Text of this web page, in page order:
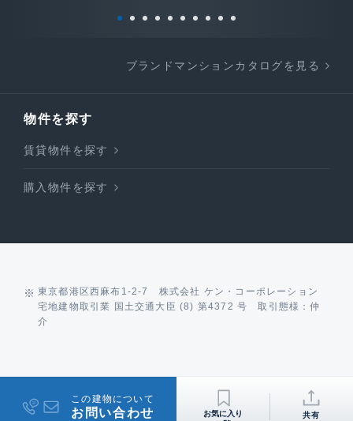
ブランドマンションカタログを見る
物件を探す
賃貸物件を探す
購入物件を探す
東京都港区西麻布1-2-7 株式会社 ケン・コーポレーション
宅地建物取引業 国土交通大臣 (8) 第4372 号 取引態様：仲
介
この建物について
お問い合わせ 共有